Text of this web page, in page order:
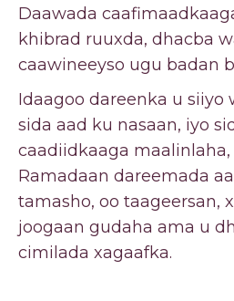
Daawada
khibrad ruuxda, dhacba
caawineeyso ugu badan
Idaagoo dareenka u siiyo
sida aad ku nasaan, iyo
caadiidkaaga
Ramadaan dareemada
tamasho, oo taageersan,
joogaan gudaha ama u
cimilada xagaafka.